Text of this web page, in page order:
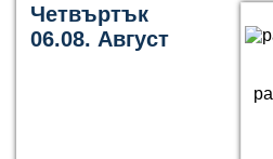
Четвъртък
06.08. Август